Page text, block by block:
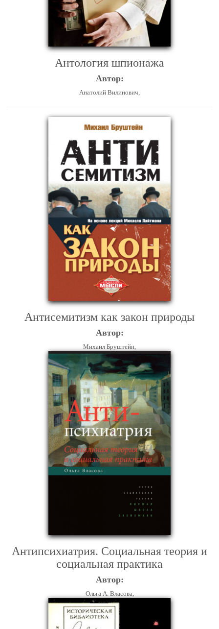
Антология шпионажа
Автор:
Анатолий Вилинович,
Антисемитизм как закон природы
Автор:
Михаил Бруштейн,
Антипсихиатрия. Социальная теория и
социальная практика
Автор:
Ольга А. Власова,